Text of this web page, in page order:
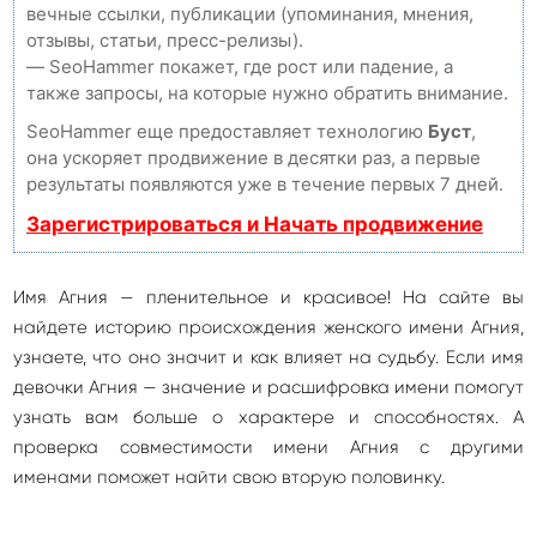
вечные ссылки, публикации (упоминания, мнения,
отзывы, статьи, пресс-релизы).
— SeoHammer покажет, где рост или падение, а
также запросы, на которые нужно обратить внимание.
SeoHammer еще предоставляет технологию Буст,
она ускоряет продвижение в десятки раз, а первые
результаты появляются уже в течение первых 7 дней.
Зарегистрироваться и Начать продвижение
Имя Агния — пленительное и красивое! На сайте вы
найдете историю происхождения женского имени Агния,
узнаете, что оно значит и как влияет на судьбу. Если имя
девочки Агния — значение и расшифровка имени помогут
узнать вам больше о характере и способностях. А
проверка совместимости имени Агния с другими
именами поможет найти свою вторую половинку.